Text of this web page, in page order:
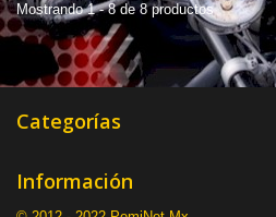
Mostrando 1 - 8 de 8 productos
Categorías
Información